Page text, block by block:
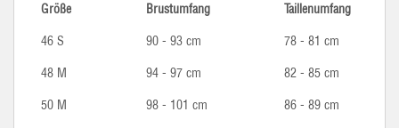
Größe Brustumfang
Taillenumfang
46 S
90 - 93 cm
78 - 81 cm
48 M
94 - 97 cm
82 - 85 cm
50 M
98 - 101 cm
86 - 89 cm